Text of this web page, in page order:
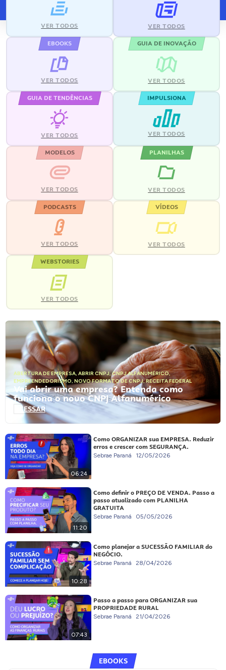
VER TODOS VER TODOS
EBOOKS
VER TODOS
GUIA DE INOVAÇÃO
VER TODOS
GUIA DE TENDÊNCIAS
VER TODOS
IMPULSIONA
VER TODOS
MODELOS
VER TODOS
PLANILHAS
VER TODOS
PODCASTS
VER TODOS
VÍDEOS
VER TODOS
WEBSTORIES
VER TODOS
ABERTURA DE EMPRESA, ABRIR CNPJ,CNPJ ALFANUMÉRICO,
EMPREENDEDORISMO, NOVO FORMATO DE CNPJ,RECEITA FEDERAL
Vai abrir uma empresa? Entenda como
funciona o novo CNPJ Alfanumérico
ACESSAR
06:24
Como ORGANIZAR sua EMPRESA. Reduzir
erros e crescer com SEGURANÇA.
Sebrae Paraná 12/05/2026
11:20
Como definir o PREÇO DE VENDA. Passo a
passo atualizado com PLANILHA
GRATUITA
Sebrae Paraná 05/05/2026
10:28
Como planejar a SUCESSÃO FAMILIAR do
NEGÓCIO.
Sebrae Paraná 28/04/2026
07:43
Passo a passo para ORGANIZAR sua
PROPRIEDADE RURAL
Sebrae Paraná 21/04/2026
EBOOKS